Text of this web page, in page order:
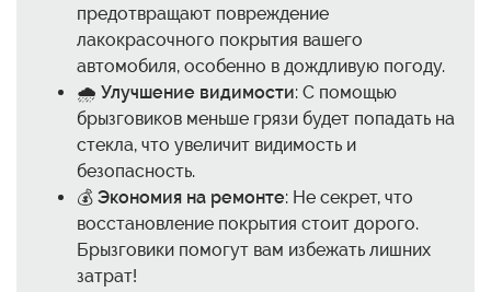
предотвращают повреждение
лакокрасочного покрытия вашего
автомобиля, особенно в дождливую погоду.
🌧️ Улучшение видимости: С помощью
брызговиков меньше грязи будет попадать на
стекла, что увеличит видимость и
безопасность.
💰 Экономия на ремонте: Не секрет, что
восстановление покрытия стоит дорого.
Брызговики помогут вам избежать лишних
затрат!